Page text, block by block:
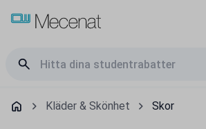
Kläder & Skönhet Skor